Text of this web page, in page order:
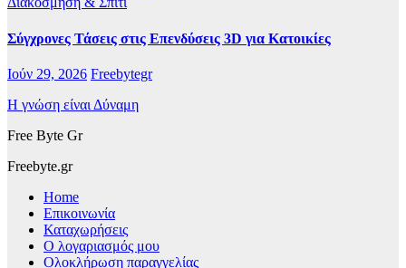
Σύγχρονες Τάσεις στις Επενδύσεις 3D για Κατοικίες
Ιούν 29, 2026 Freebytegr
Η γνώση είναι Δύναμη
Free Byte Gr
Freebyte.gr
Home
Επικοινωνία
Καταχωρήσεις
Ο λογαριασμός μου
Ολοκλήρωση παραγγελίας